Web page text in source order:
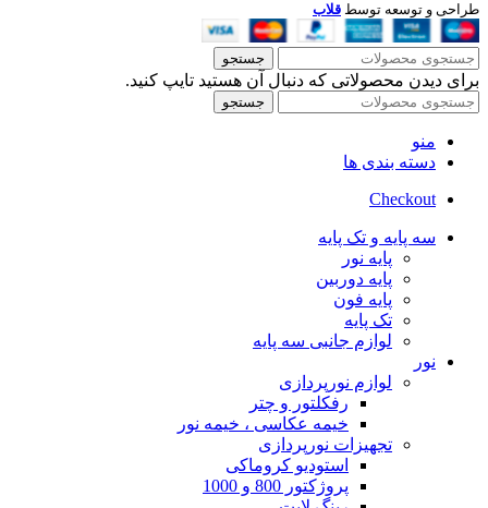
طراحی و توسعه توسط قلاب
جستجو
برای دیدن محصولاتی که دنبال آن هستید تایپ کنید.
جستجو
منو
دسته بندی ها
Checkout
سه پایه و تک پایه
پایه نور
پایه دوربین
پایه فون
تک پایه
لوازم جانبی سه پایه
نور
لوازم نورپردازی
رفکلتور و چتر
خیمه عکاسی ، خیمه نور
تجهیزات نورپردازی
استودیو کروماکی
پروژکتور 800 و 1000